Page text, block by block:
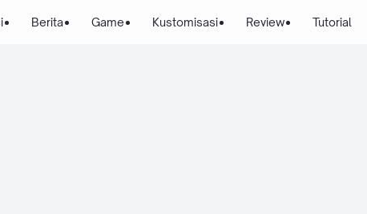
Berita Game Kustomisasi Review Tutorial